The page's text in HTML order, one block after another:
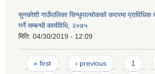
सुनकोशी गाउँपालिका सिन्धुपाल्चोकको करारमा प्राविधिक
गर्ने सम्बन्धी कार्यविधि, २०७५
मिति: 04/30/2019 - 12:09
Pages
« first ‹ previous 1